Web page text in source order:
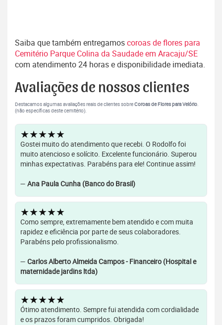
Saiba que também entregamoscoroas de flores para
Cemitério Parque Colina da Saudade em Aracaju/SE
com atendimento 24 horas e disponibilidade imediata.
Avaliações de nossos clientes
Destacamos algumas avaliações reais de clientes sobreCoroas de Flores para Velório.
(não específicas deste cemitério).
★★★★★
Gostei muito do atendimento que recebi. O Rodolfo foi
muito atencioso e solícito. Excelente funcionário. Superou
minhas expectativas. Parabéns para ele! Continue assim!
— Ana Paula Cunha (Banco do Brasil)
★★★★★
Como sempre, extremamente bem atendido e com muita
rapidez e eficiência por parte de seus colaboradores.
Parabéns pelo profissionalismo.
— Carlos Alberto Almeida Campos - Financeiro (Hospital e
maternidade jardins ltda)
★★★★★
Ótimo atendimento. Sempre fui atendida com cordialidade
e os prazos foram cumpridos. Obrigada!